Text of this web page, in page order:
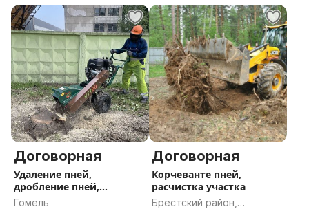
область
Договорная
Удаление пней,
дробление пней,
фрезеровка пней
Гомель
Договорная
Корчеванте пней,
расчистка участка
Брестский район,